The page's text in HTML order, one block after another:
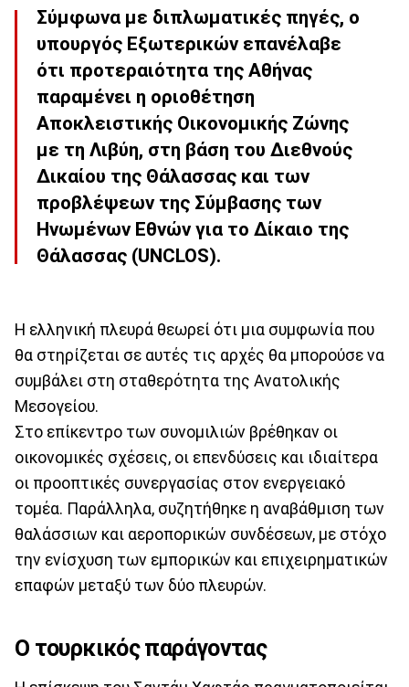
Σύμφωνα με διπλωματικές πηγές, ο
υπουργός Εξωτερικών επανέλαβε
ότι προτεραιότητα της Αθήνας
παραμένει η οριοθέτηση
Αποκλειστικής Οικονομικής Ζώνης
με τη Λιβύη, στη βάση του Διεθνούς
Δικαίου της Θάλασσας και των
προβλέψεων της Σύμβασης των
Ηνωμένων Εθνών για το Δίκαιο της
Θάλασσας (UNCLOS).
Η ελληνική πλευρά θεωρεί ότι μια συμφωνία που
θα στηρίζεται σε αυτές τις αρχές θα μπορούσε να
συμβάλει στη σταθερότητα της Ανατολικής
Μεσογείου.
Στο επίκεντρο των συνομιλιών βρέθηκαν οι
οικονομικές σχέσεις, οι επενδύσεις και ιδιαίτερα
οι προοπτικές συνεργασίας στον ενεργειακό
τομέα. Παράλληλα, συζητήθηκε η αναβάθμιση των
θαλάσσιων και αεροπορικών συνδέσεων, με στόχο
την ενίσχυση των εμπορικών και επιχειρηματικών
επαφών μεταξύ των δύο πλευρών.
Ο τουρκικός παράγοντας